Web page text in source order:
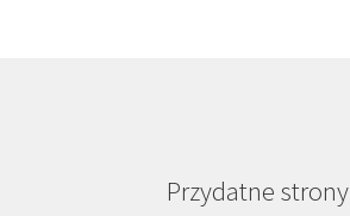
Przydatne strony